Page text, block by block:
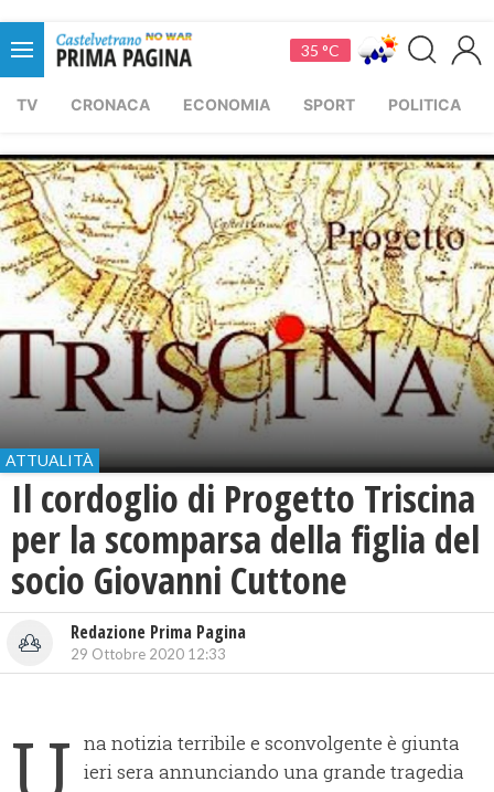
35 °C
TV CRONACA ECONOMIA SPORT POLITICA
ATTUALITÀ
Il cordoglio di Progetto Triscina
per la scomparsa della figlia del
socio Giovanni Cuttone
Redazione Prima Pagina
29 Ottobre 2020 12:33
na notizia terribile e sconvolgente è giunta
ieri sera annunciando una grande tragedia